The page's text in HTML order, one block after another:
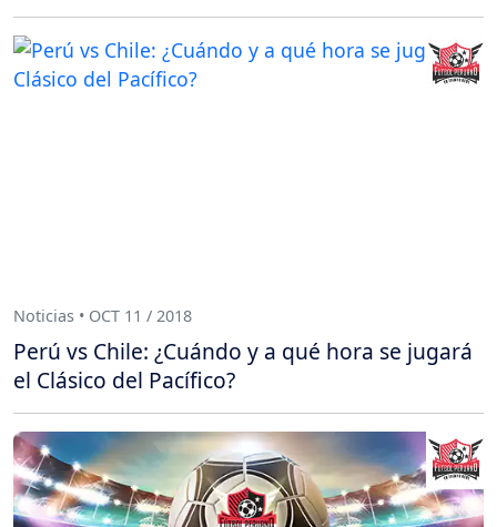
Noticias • OCT 11 / 2018
Perú vs Chile: ¿Cuándo y a qué hora se jugará
el Clásico del Pacífico?